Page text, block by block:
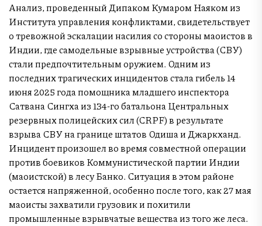
Анализ, проведенный Дипаком Кумаром Наяком из
Института управления конфликтами, свидетельствует
о тревожной эскалации насилия со стороны маоистов в
Индии, где самодельные взрывные устройства (СВУ)
стали предпочтительным оружием. Одним из
последних трагических инцидентов стала гибель 14
июня 2025 года помощника младшего инспектора
Сатвана Сингха из 134-го батальона Центральных
резервных полицейских сил (CRPF) в результате
взрыва СВУ на границе штатов Одиша и Джаркханд.
Инцидент произошел во время совместной операции
против боевиков Коммунистической партии Индии
(маоистской) в лесу Банко. Ситуация в этом районе
остается напряженной, особенно после того, как 27 мая
маоисты захватили грузовик и похитили
промышленные взрывчатые вещества из того же леса.